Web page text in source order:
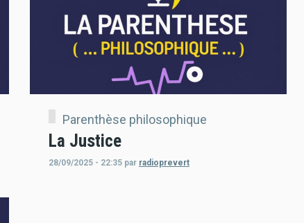
Parenthèse philosophique
La Justice
28/09/2025 - 22:35 par radioprevert